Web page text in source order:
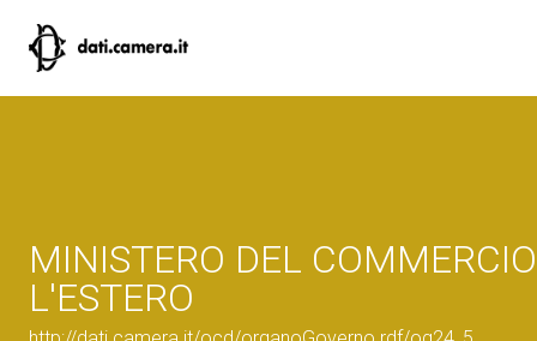
MINISTERO DEL
L'ESTERO